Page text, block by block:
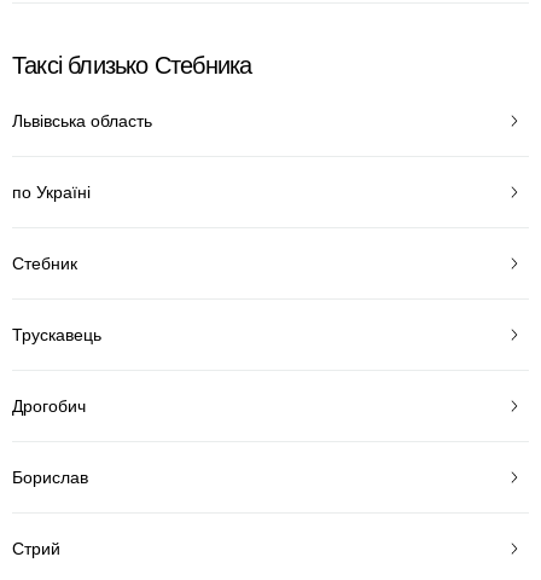
Таксі близько Стебника
Львівська область
по Україні
Стебник
Трускавець
Дрогобич
Борислав
Стрий